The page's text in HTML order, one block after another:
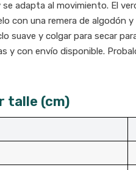
se adapta al movimiento. El
con una remera de algodón
suave y colgar para secar
y con envío disponible.
talle (cm)